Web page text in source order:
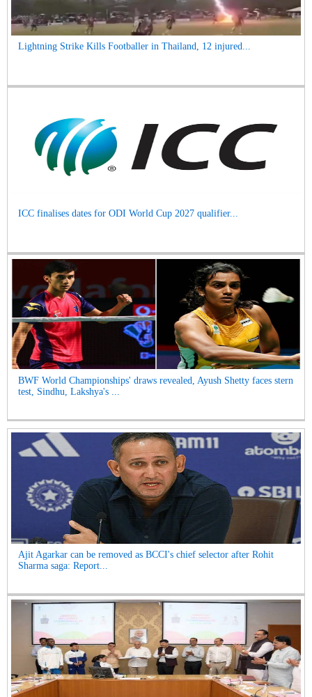
Lightning Strike Kills Footballer in Thailand, 12 injured...
ICC finalises dates for ODI World Cup 2027 qualifier...
BWF World Championships' draws revealed, Ayush Shetty faces stern
test, Sindhu, Lakshya's ...
Ajit Agarkar can be removed as BCCI's chief selector after Rohit
Sharma saga: Report...